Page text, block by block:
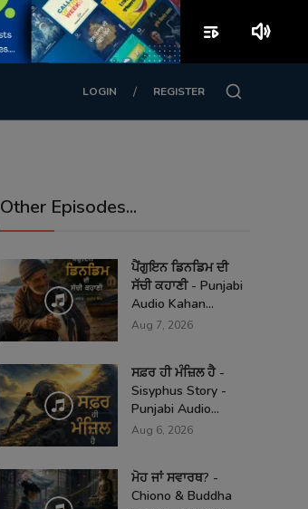
LOGIN / REGISTER
Other Episodes...
ਪੈਂਗੁਇਨ ਡਿਨਡਿਮ ਦੀ
ਸੱਚੀ ਕਹਾਣੀ - Punjabi
Audio Kahan...
Aug 7, 2026
ਸਫ਼ਰ ਹੀ ਮੰਜ਼ਿਲ ਹੈ -
Sisyphus Story -
Punjabi Audio...
Aug 6, 2026
ਮੋਹ ਜਾਂ ਸਵਾਰਥ? -
Chiono & Buddha
playlist_play volume_up